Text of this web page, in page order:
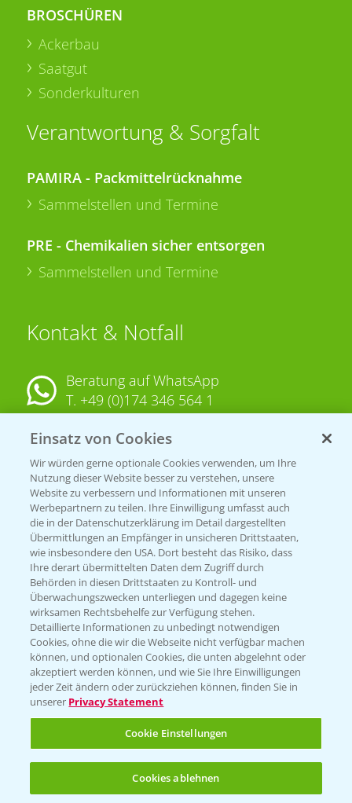
BROSCHÜREN
Ackerbau
Saatgut
Sonderkulturen
Verantwortung & Sorgfalt
PAMIRA - Packmittelrücknahme
Sammelstellen und Termine
PRE - Chemikalien sicher entsorgen
Sammelstellen und Termine
Kontakt & Notfall
Beratung auf WhatsApp
T. +49 (0)174 346 564 1
KONTAKT
Hilfe in Notfällen
T.+49 (0)214/30-20220
Folgen Sie uns
Allgemeine Nutzungsbedingungen
Datenschutzerklärung
Impressum
Gebrauchshinweise
Einsatz von Cookies
Wir würden gerne optionale Cookies verwenden, um Ihre
Nutzung dieser Website besser zu verstehen, unsere
Website zu verbessern und Informationen mit unseren
Werbepartnern zu teilen. Ihre Einwilligung umfasst auch
die in der Datenschutzerklärung im Detail dargestellten
Übermittlungen an Empfänger in unsicheren Drittstaaten,
wie insbesondere den USA. Dort besteht das Risiko, dass
Ihre derart übermittelten Daten dem Zugriff durch
Behörden in diesen Drittstaaten zu Kontroll- und
Überwachungszwecken unterliegen und dagegen keine
wirksamen Rechtsbehelfe zur Verfügung stehen.
Detaillierte Informationen zu unbedingt notwendigen
Cookies, ohne die wir die Webseite nicht verfügbar machen
können, und optionalen Cookies, die unten abgelehnt oder
akzeptiert werden können, und wie Sie Ihre Einwilligungen
jeder Zeit ändern oder zurückziehen können, finden Sie in
unserer Privacy Statement
Cookie Einstellungen
Cookies ablehnen